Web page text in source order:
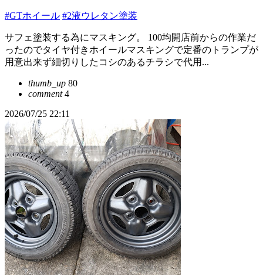
#GTホイール #2液ウレタン塗装
サフェ塗装する為にマスキング。 100均開店前からの作業だ
ったのでタイヤ付きホイールマスキングで定番のトランプが
用意出来ず細切りしたコシのあるチラシで代用...
thumb_up 80
comment4
2026/07/25 22:11